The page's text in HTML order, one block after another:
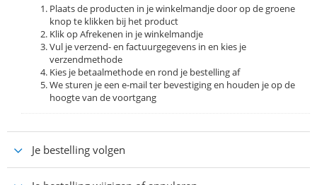
Plaats de producten in je winkelmandje door op de groene
knop te klikken bij het product
Klik op Afrekenen in je winkelmandje
Vul je verzend- en factuurgegevens in en kies je
verzendmethode
Kies je betaalmethode en rond je bestelling af
We sturen je een e-mail ter bevestiging en houden je op de
hoogte van de voortgang
Je bestelling volgen